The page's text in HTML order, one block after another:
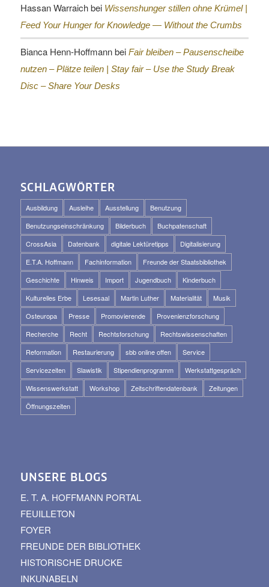
Hassan Warraichbei Wissenshunger stillen ohne Krümel |
Feed Your Hunger for Knowledge — Without the Crumbs
Bianca Henn-Hoffmannbei Fair bleiben – Pausenscheibe
nutzen – Plätze teilen | Stay fair – Use the Study Break
Disc – Share Your Desks
SCHLAGWÖRTER
Ausbildung Ausleihe Ausstellung
Benutzung
Benutzungseinschränkung
Bilderbuch
Buchpatenschaft
CrossAsia
Datenbank digitale Lektüretipps
Digitalisierung
E.T.A. Hoffmann
Fachinformation
Freunde der Staatsbibliothek
Geschichte
Hinweis Import Jugendbuch
Kinderbuch
Kulturelles Erbe
Lesesaal Martin Luther Materialität
Musik
Osteuropa
Presse Promovierende
Provenienzforschung
Recherche
Recht Rechtsforschung
Rechtswissenschaften
Reformation
Restaurierung sbb online offen
Service
Servicezeiten
Slawistik Stipendienprogramm
Werkstattgespräch
Wissenswerkstatt
Workshop Zeitschriftendatenbank
Zeitungen
Öffnungszeiten
UNSERE BLOGS
E. T. A. HOFFMANN PORTAL
FEUILLETON
FOYER
FREUNDE DER BIBLIOTHEK
HISTORISCHE DRUCKE
INKUNABELN